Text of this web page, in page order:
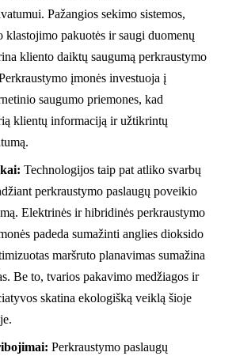
Pažangios sekimo sistemos,
klastojimo pakuotės ir saugi duomenų
kliento daiktų saugumą perkraustymo
įmonės investuoja į
saugumo priemones, kad
klientų informaciją ir užtikrintų
Technologijos taip pat atliko svarbų
perkraustymo paslaugų poveikio
Elektrinės ir hibridinės perkraustymo
padeda sumažinti anglies dioksido
maršruto planavimas sumažina
Be to, tvarios pakavimo medžiagos ir
skatina ekologišką veiklą šioje
Perkraustymo paslaugų